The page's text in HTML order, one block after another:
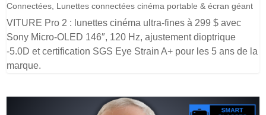
Connectées Lunettes connectées cinéma portable & écran géant
VITURE Pro 2 : lunettes cinéma ultra-fines à 299 $ avec
Sony Micro-OLED 146″, 120 Hz, ajustement dioptrique
-5.0D et certification SGS Eye Strain A+ pour les 5 ans de la
marque.